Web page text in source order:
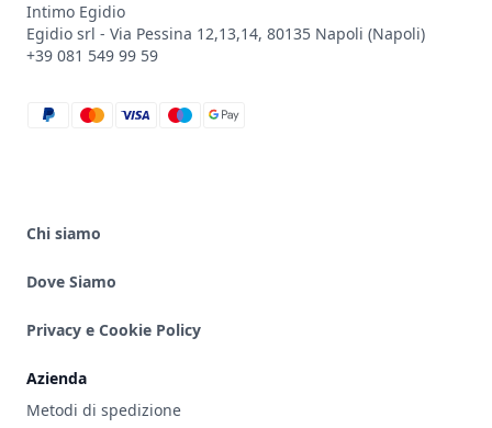
Intimo Egidio
Egidio srl - Via Pessina 12,13,14, 80135 Napoli (Napoli)
+39 081 549 99 59
paypal
mastercard
visa
maestro
google_pay
Chi siamo
Dove Siamo
Privacy e Cookie Policy
Azienda
Metodi di spedizione